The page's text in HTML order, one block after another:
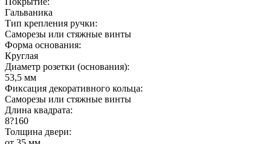
Гальваника
Тип крепления ручки:
Саморезы или стяжные винты
Форма основания:
Круглая
Диаметр розетки (основания):
53,5 мм
Фиксация декоративного кольца:
Саморезы или стяжные винты
Длина квадрата:
8?160
Толщина двери: